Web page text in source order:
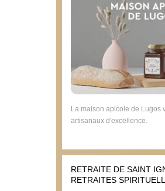
La maison apicole de Lugos
artisanaux d'excellence.
RETRAITE DE SAINT
RETRAITES